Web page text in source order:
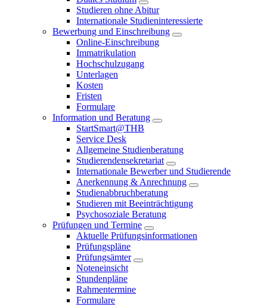
Studieren ohne Abitur
Internationale Studieninteressierte
Bewerbung und Einschreibung
Online-Einschreibung
Immatrikulation
Hochschulzugang
Unterlagen
Kosten
Fristen
Formulare
Information und Beratung
StartSmart@THB
Service Desk
Allgemeine Studienberatung
Studierendensekretariat
Internationale Bewerber und Studierende
Anerkennung & Anrechnung
Studienabbruchberatung
Studieren mit Beeinträchtigung
Psychosoziale Beratung
Prüfungen und Termine
Aktuelle Prüfungsinformationen
Prüfungspläne
Prüfungsämter
Noteneinsicht
Stundenpläne
Rahmentermine
Formulare